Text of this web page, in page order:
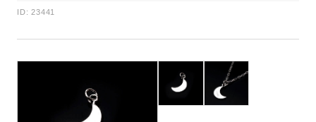
ID: 23441